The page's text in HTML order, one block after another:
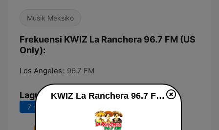
Musik Meksiko
Frekuensi KWIZ La Ranchera 96.7 FM (US
Only):
Los Angeles: 96.7 FM
Lagu Teratas
7 hari terakhir
KWIZ La Ranchera 96.7 FM (US Only) live